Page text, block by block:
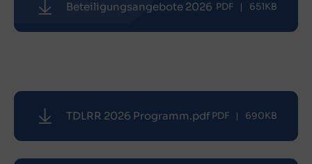
Beteiligungsangebote 2026 PDF | 651KB
TDLRR 2026 Programm.pdfPDF | 690KB